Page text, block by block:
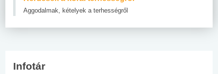
Aggodalmak, kételyek a terhességről
Infotár